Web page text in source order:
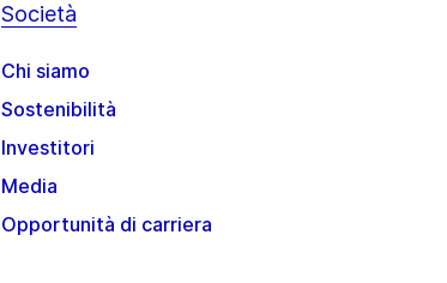
Società
Chi siamo
Sostenibilità
Investitori
Media
Opportunità di carriera